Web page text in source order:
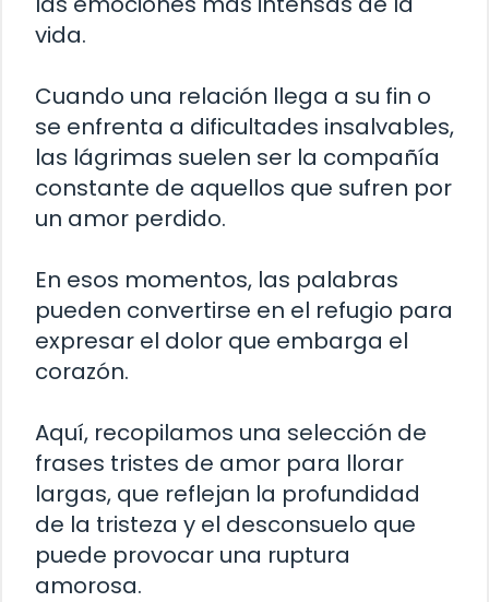
vida.
Cuando una relación llega a su fin o
se enfrenta a dificultades insalvables,
las lágrimas suelen ser la compañía
constante de aquellos que sufren por
un amor perdido.
En esos momentos, las palabras
pueden convertirse en el refugio para
expresar el dolor que embarga el
corazón.
Aquí, recopilamos una selección de
frases tristes de amor para llorar
largas, que reflejan la profundidad
de la tristeza y el desconsuelo que
puede provocar una ruptura
amorosa.